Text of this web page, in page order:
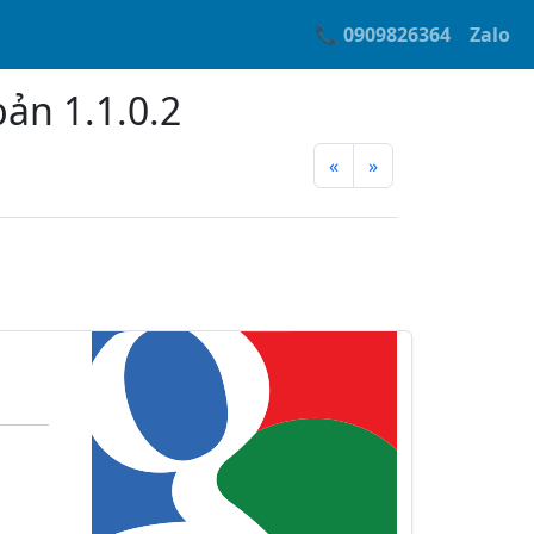
📞 0909826364 Zalo
1.1.0.2
« »